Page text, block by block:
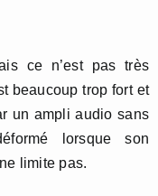
ce n’est pas très
beaucoup trop fort et
un ampli audio sans
lorsque son
limite pas.